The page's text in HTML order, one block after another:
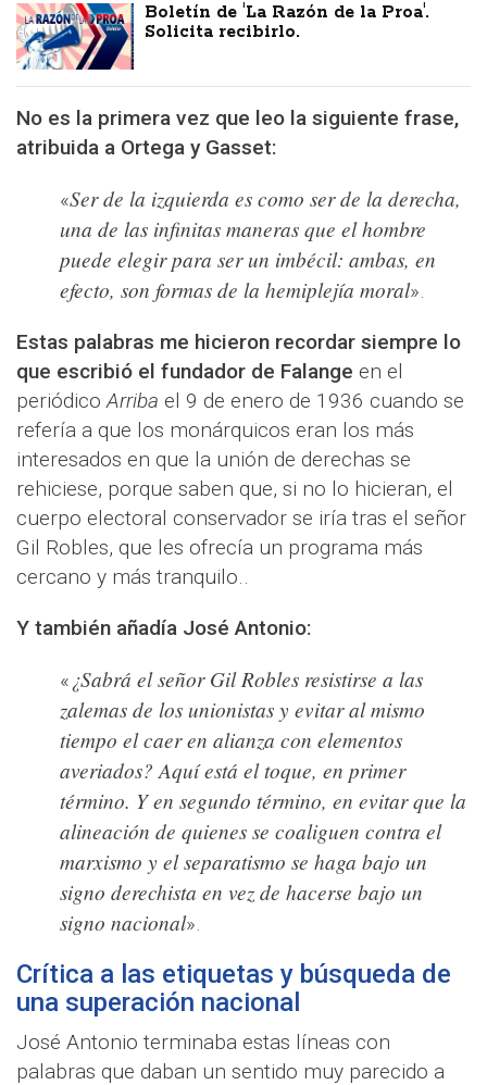
Boletín de 'La Razón de la Proa'.
Solicita recibirlo.
No es la primera vez que leo la siguiente frase,
atribuida a Ortega y Gasset:
«Ser de la izquierda es como ser de la derecha,
una de las infinitas maneras que el hombre
puede elegir para ser un imbécil: ambas, en
efecto, son formas de la hemiplejía moral».
Estas palabras me hicieron recordar siempre lo
que escribió el fundador de Falange en el
periódicoArriba el 9 de enero de 1936 cuando se
refería a que los monárquicos eran los más
interesados en que la unión de derechas se
rehiciese, porque saben que, si no lo hicieran, el
cuerpo electoral conservador se iría tras el señor
Gil Robles, que les ofrecía un programa más
cercano y más tranquilo..
Y también añadía José Antonio:
« ¿Sabrá el señor Gil Robles resistirse a las
zalemas de los unionistas y evitar al mismo
tiempo el caer en alianza con elementos
averiados? Aquí está el toque, en primer
término. Y en segundo término, en evitar que la
alineación de quienes se coaliguen contra el
marxismo y el separatismo se haga bajo un
signo derechista en vez de hacerse bajo un
signo nacional».
Crítica a las etiquetas y búsqueda de
una superación nacional
José Antonio terminaba estas líneas con
palabras que daban un sentido muy parecido a